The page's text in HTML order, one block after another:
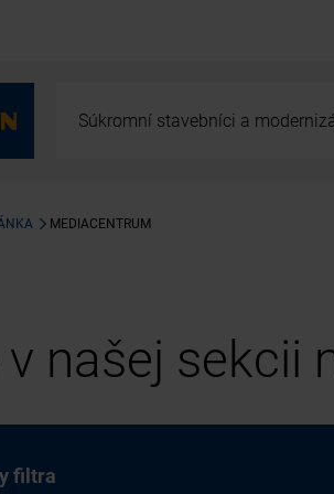
Súkromní stavebníci a
MEDIACENTRUM
našej sekcii
filtra